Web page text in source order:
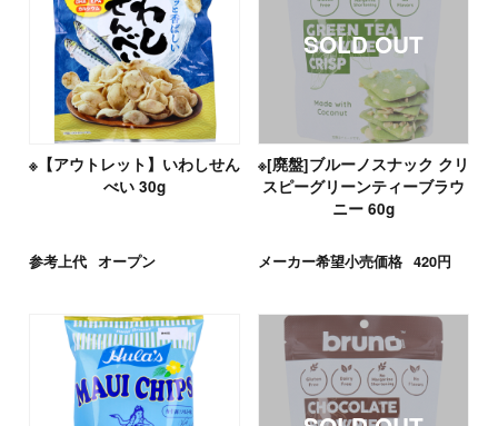
※【アウトレット】いわしせん
べい 30g
参考上代 オープン
※[廃盤]ブルーノスナック クリ
スピーグリーンティーブラウ
ニー 60g
メーカー希望小売価格 420円